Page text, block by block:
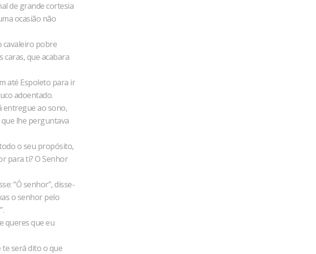
de grande cortesia
ocasião não
cavaleiro pobre
caras, que acabara
até Espoleto para ir
adoentado.
entregue ao sono,
lhe perguntava
o seu propósito,
para ti? O Senhor
“Ó senhor”, disse-
o senhor pelo
queres que eu
será dito o que